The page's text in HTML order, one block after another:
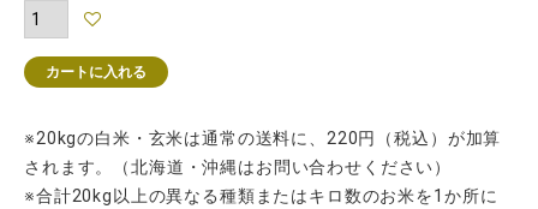
カートに入れる
※20kgの白米・玄米は通常の送料に、220円（税込）が加算
されます。（北海道・沖縄はお問い合わせください）
※合計20kg以上の異なる種類またはキロ数のお米を1か所に